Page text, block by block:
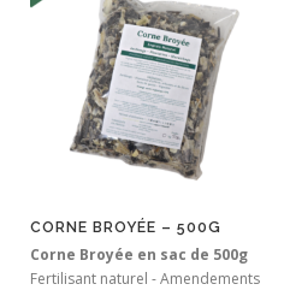
CORNE BROYÉE – 500G
Corne Broyée en sac de 500g
Fertilisant naturel - Amendements